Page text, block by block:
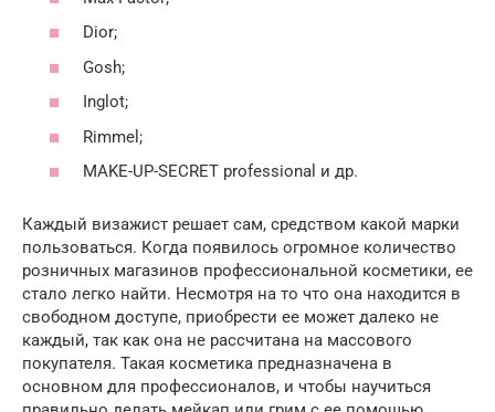
Dior;
Gosh;
Inglot;
Rimmel;
MAKE-UP-SECRET professional и др.
Каждый визажист решает сам, средством какой марки
пользоваться. Когда появилось огромное количество
розничных магазинов профессиональной косметики, ее
стало легко найти. Несмотря на то что она находится в
свободном доступе, приобрести ее может далеко не
каждый, так как она не рассчитана на массового
покупателя. Такая косметика предназначена в
основном для профессионалов, и чтобы научиться